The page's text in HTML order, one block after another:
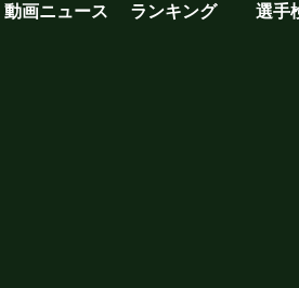
動画ニュース ランキング 選手